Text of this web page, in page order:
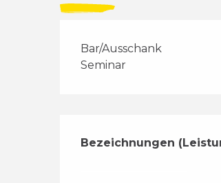
Bar/Ausschank
Seminar
Bezeichnungen
Bezeichnungen